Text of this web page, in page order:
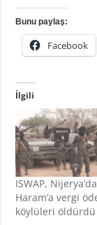
Bunu paylaş:
Facebook
İlgili
ISWAP,
Haram’a vergi
köylüleri öldürdü